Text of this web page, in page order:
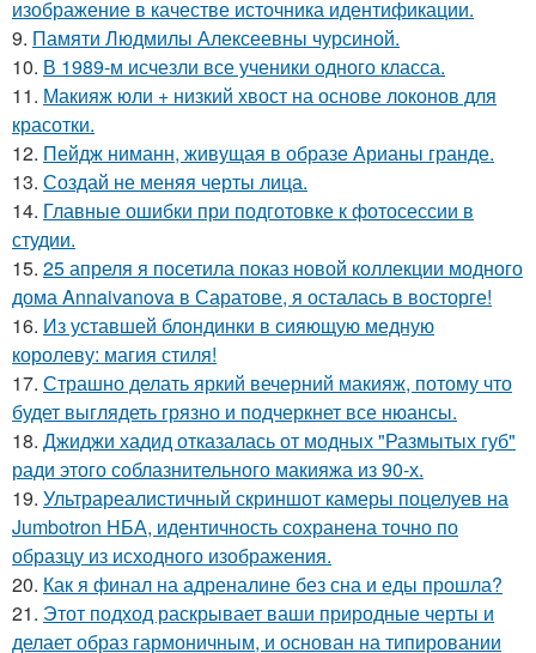
изображение в качестве источника идентификации.
9. Памяти Людмилы Алексеевны чурсиной.
10. В 1989-м исчезли все ученики одного класса.
11. Макияж юли + низкий хвост на основе локонов для
красотки.
12. Пейдж ниманн, живущая в образе Арианы гранде.
13. Создай не меняя черты лица.
14. Главные ошибки при подготовке к фотосессии в
студии.
15. 25 апреля я посетила показ новой коллекции модного
дома Annaivanova в Саратове, я осталась в восторге!
16. Из уставшей блондинки в сияющую медную
королеву: магия стиля!
17. Страшно делать яркий вечерний макияж, потому что
будет выглядеть грязно и подчеркнет все нюансы.
18. Джиджи хадид отказалась от модных "Размытых губ"
ради этого соблазнительного макияжа из 90-х.
19. Ультрареалистичный скриншот камеры поцелуев на
Jumbotron НБА, идентичность сохранена точно по
образцу из исходного изображения.
20. Как я финал на адреналине без сна и еды прошла?
21. Этот подход раскрывает ваши природные черты и
делает образ гармоничным, и основан на типировании